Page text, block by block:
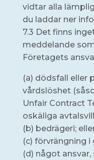
vidtar alla
du laddar ner
7.3 Det finns
meddelande
Företagets
(a) dödsfall eller
vårdslöshet
Unfair Contract
oskäliga
(b) bedrägeri;
(c) förvrängning
(d) något